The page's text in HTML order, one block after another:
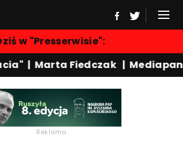
w "Presserwisie":
| Marta Fiedczak |
Reklama